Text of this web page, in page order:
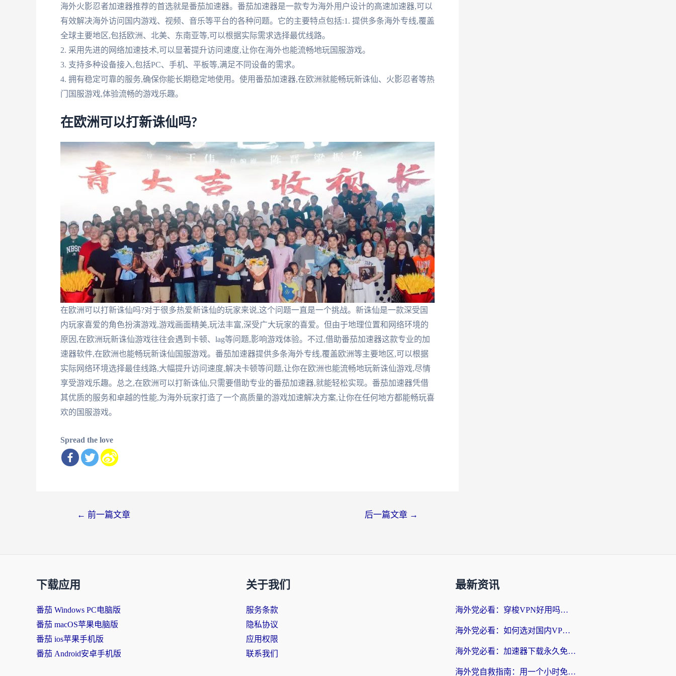
海外火影忍者加速器推荐的首选就是番茄加速器。番茄加速器是一款专为海外用户设计的高速加速器,可以
有效解决海外访问国内游戏、视频、音乐等平台的各种问题。它的主要特点包括:1. 提供多条海外专线,覆盖
全球主要地区,包括欧洲、北美、东南亚等,可以根据实际需求选择最优线路。
2. 采用先进的网络加速技术,可以显著提升访问速度,让你在海外也能流畅地玩国服游戏。
3. 支持多种设备接入,包括PC、手机、平板等,满足不同设备的需求。
4. 拥有稳定可靠的服务,确保你能长期稳定地使用。使用番茄加速器,在欧洲就能畅玩新诛仙、火影忍者等热
门国服游戏,体验流畅的游戏乐趣。
在欧洲可以打新诛仙吗?
在欧洲可以打新诛仙吗?对于很多热爱新诛仙的玩家来说,这个问题一直是一个挑战。新诛仙是一款深受国
内玩家喜爱的角色扮演游戏,游戏画面精美,玩法丰富,深受广大玩家的喜爱。但由于地理位置和网络环境的
原因,在欧洲玩新诛仙游戏往往会遇到卡顿、lag等问题,影响游戏体验。不过,借助番茄加速器这款专业的加
速器软件,在欧洲也能畅玩新诛仙国服游戏。番茄加速器提供多条海外专线,覆盖欧洲等主要地区,可以根据
实际网络环境选择最佳线路,大幅提升访问速度,解决卡顿等问题,让你在欧洲也能流畅地玩新诛仙游戏,尽情
享受游戏乐趣。总之,在欧洲可以打新诛仙,只需要借助专业的番茄加速器,就能轻松实现。番茄加速器凭借
其优质的服务和卓越的性能,为海外玩家打造了一个高质量的游戏加速解决方案,让你在任何地方都能畅玩喜
欢的国服游戏。
Spread the love
← 前一篇文章 后一篇文章 →
下载应用
番茄 Windows PC电脑版
番茄 macOS苹果电脑版
番茄 ios苹果手机版
番茄 Android安卓手机版
关于我们
服务条款
隐私协议
应用权限
联系我们
最新资讯
海外党必看：穿梭VPN好用吗？和云帆VPN对比哪个回国效果更好？附真实测评+避坑指南
海外党必看：如何选对国内VPN，实现无缝访问国内资源？
海外党必看：加速器下载永久免费版真的存在吗？教你无缝访问国内资源的正确姿势
海外党自救指南：用一个小时免费加速器，轻松打破国内资源访问壁垒？